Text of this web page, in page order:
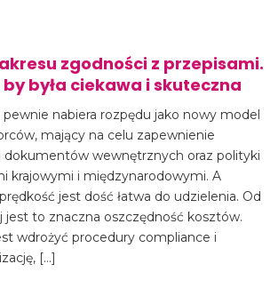
zgodności z przepisami.
była ciekawa i skuteczna
nabiera rozpędu jako nowy model
mający na celu zapewnienie
dokumentów wewnętrznych oraz polityki
krajowymi i międzynarodowymi. A
jest dość łatwa do udzielenia. Od
jest to znaczna oszczędność kosztów.
wdrożyć procedury compliance i
[…]